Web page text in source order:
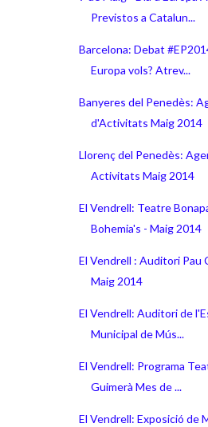
Previstos a Catalun...
Barcelona: Debat
Europa vols? Atrev...
Banyeres del Penedès:
d'Activitats Maig 2014
Llorenç del Penedès:
Activitats Maig 2014
El Vendrell: Teatre
Bohemia's - Maig 2014
El Vendrell : Auditori Pau
Maig 2014
El Vendrell: Auditori de
Municipal de Mús...
El Vendrell: Programa
Guimerà Mes de ...
El Vendrell: Exposició de